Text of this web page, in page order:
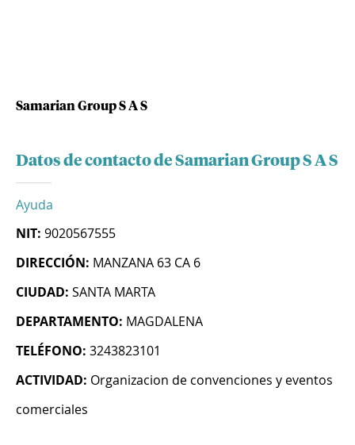
Samarian Group S A S
Datos de contacto de Samarian Group S A S
Ayuda
NIT: 9020567555
DIRECCIÓN: MANZANA 63 CA 6
CIUDAD: SANTA MARTA
DEPARTAMENTO: MAGDALENA
TELÉFONO: 3243823101
ACTIVIDAD: Organizacion de convenciones y eventos
comerciales